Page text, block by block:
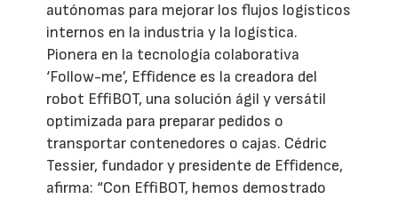
autónomas para mejorar los flujos logísticos
internos en la industria y la logística.
Pionera en la tecnología colaborativa
‘Follow-me’, Effidence es la creadora del
robot EffiBOT, una solución ágil y versátil
optimizada para preparar pedidos o
transportar contenedores o cajas. Cédric
Tessier, fundador y presidente de Effidence,
afirma: “Con EffiBOT, hemos demostrado